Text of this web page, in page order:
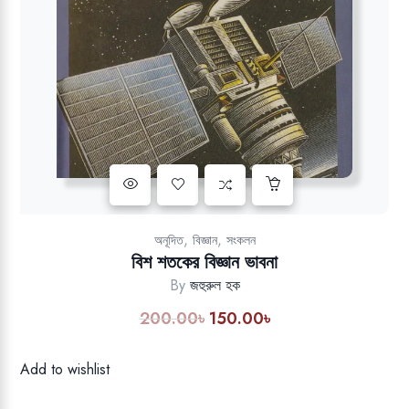
অনূদিত, বিজ্ঞান, সংকলন
বিশ শতকের বিজ্ঞান ভাবনা
By জহুরুল হক
200.00৳ Original
150.00৳Current
Add to wishlist